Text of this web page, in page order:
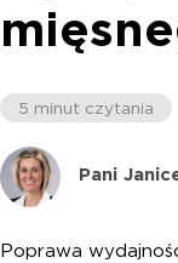
5 minut czytania
Pani
Poprawa